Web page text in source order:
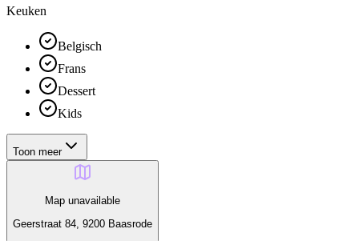
Keuken
Belgisch
Frans
Dessert
Kids
Toon meer
Map unavailable
Geerstraat 84, 9200 Baasrode